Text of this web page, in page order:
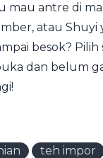
mau antre di
atau
besok?
dan belum
teh impor